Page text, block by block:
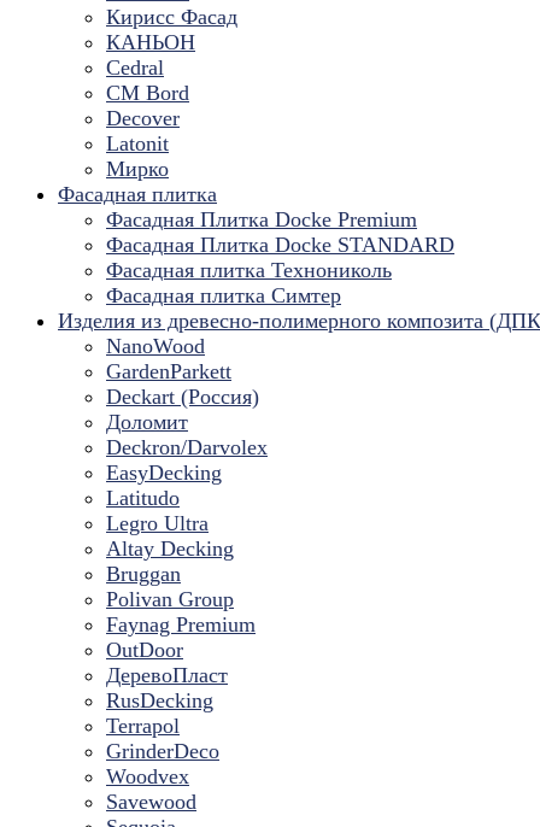
Кирисс Фасад
КАНЬОН
Cedral
CM Bord
Decover
Latonit
Мирко
Фасадная плитка
Фасадная Плитка Docke Premium
Фасадная Плитка Docke STANDARD
Фасадная плитка Технониколь
Фасадная плитка Симтер
Изделия из древесно-полимерного композита
NanoWood
GardenParkett
Deckart (Россия)
Доломит
Deckron/Darvolex
EasyDecking
Latitudo
Legro Ultra
Altay Decking
Bruggan
Polivan Group
Faynag Premium
OutDoor
ДеревоПласт
RusDecking
Terrapol
GrinderDeco
Woodvex
Savewood